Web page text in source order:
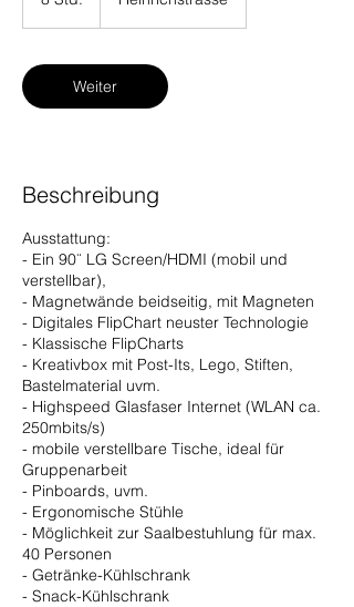
d
.
Weiter
Beschreibung
Ausstattung:
- Ein 90¨ LG Screen/HDMI (mobil und
verstellbar),
- Magnetwände beidseitig, mit Magneten
- Digitales FlipChart neuster Technologie
- Klassische FlipCharts
- Kreativbox mit Post-Its, Lego, Stiften,
Bastelmaterial uvm.
- Highspeed Glasfaser Internet (WLAN ca.
250mbits/s)
- mobile verstellbare Tische, ideal für
Gruppenarbeit
- Pinboards, uvm.
- Ergonomische Stühle
- Möglichkeit zur Saalbestuhlung für max.
40 Personen
- Getränke-Kühlschrank
- Snack-Kühlschrank